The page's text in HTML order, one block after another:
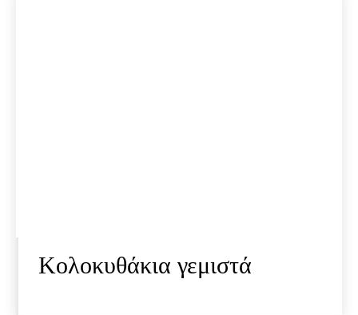
Κολοκυθάκια γεμιστά